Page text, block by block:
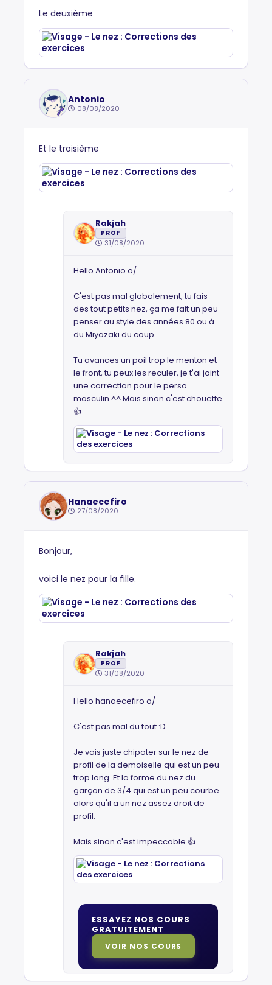
Le deuxième
Antonio
08/08/2020
Et le troisième
Rakjah
PROF
31/08/2020
Hello Antonio o/
C'est pas mal globalement, tu fais
des tout petits nez, ça me fait un peu
penser au style des années 80 ou à
du Miyazaki du coup.
Tu avances un poil trop le menton et
le front, tu peux les reculer, je t'ai joint
une correction pour le perso
masculin ^^ Mais sinon c'est chouette
👍
Hanaecefiro
27/08/2020
Bonjour,
voici le nez pour la fille.
Rakjah
PROF
31/08/2020
Hello hanaecefiro o/
C'est pas mal du tout :D
Je vais juste chipoter sur le nez de
profil de la demoiselle qui est un peu
trop long. Et la forme du nez du
garçon de 3/4 qui est un peu courbe
alors qu'il a un nez assez droit de
profil.
Mais sinon c'est impeccable 👍
ESSAYEZ NOS COURS
GRATUITEMENT
VOIR NOS COURS